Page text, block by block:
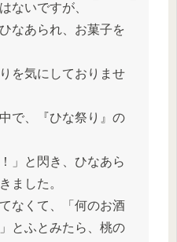
ないですが、
なあられ、お菓子を
を気にしておりませ
で、『ひな祭り』の
」と閃き、ひなあら
ました。
なくて、「何のお酒
とふとみたら、桃の